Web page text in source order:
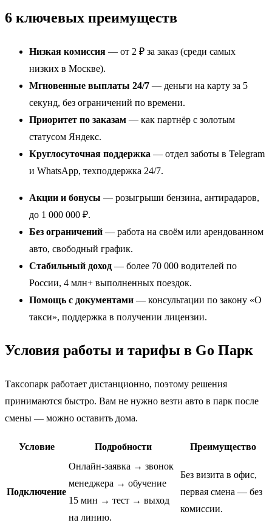
6 ключевых преимуществ
Низкая комиссия — от 2 ₽ за заказ (среди самых
низких в Москве).
Мгновенные выплаты 24/7 — деньги на карту за 5
секунд, без ограничений по времени.
Приоритет по заказам — как партнёр с золотым
статусом Яндекс.
Круглосуточная поддержка — отдел заботы в Telegram
и WhatsApp, техподдержка 24/7.
Акции и бонусы — розыгрыши бензина, антирадаров,
до 1 000 000 ₽.
Без ограничений — работа на своём или арендованном
авто, свободный график.
Стабильный доход — более 70 000 водителей по
России, 4 млн+ выполненных поездок.
Помощь с документами — консультации по закону «О
такси», поддержка в получении лицензии.
Условия работы и тарифы в Go Парк
Таксопарк работает дистанционно, поэтому решения
принимаются быстро. Вам не нужно везти авто в парк после
смены — можно оставить дома.
Условие Подробности Преимущество
Подключение
Онлайн-заявка → звонок
менеджера → обучение
15 мин → тест → выход
на линию.
Без визита в офис,
первая смена — без
комиссии.